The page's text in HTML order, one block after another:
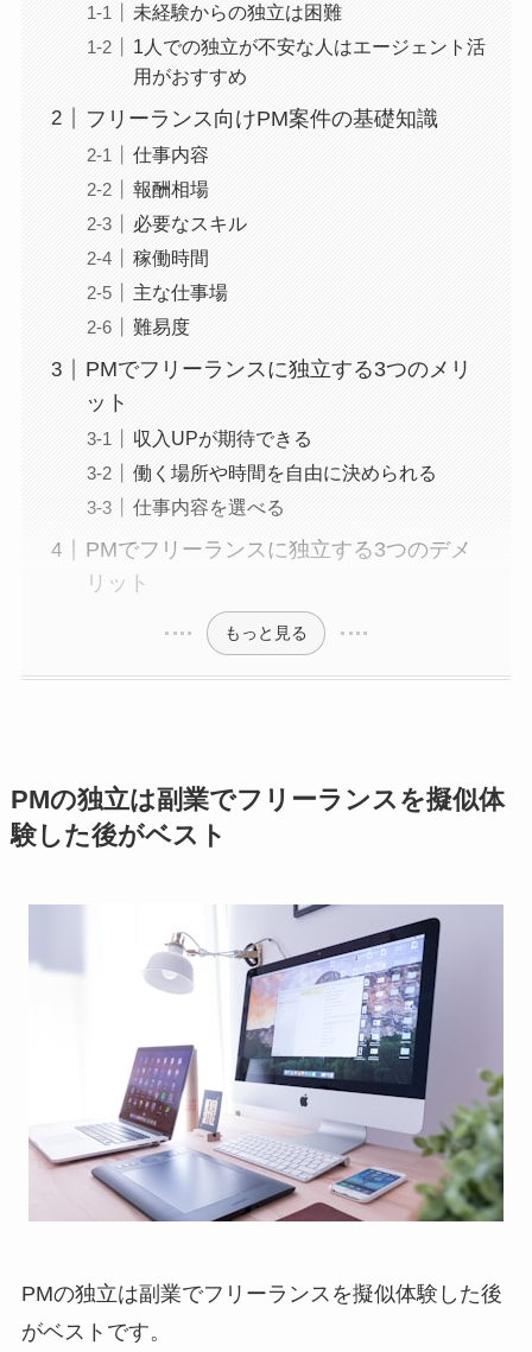
未経験からの独立は困難
1人での独立が不安な人はエージェント活
用がおすすめ
フリーランス向けPM案件の基礎知識
仕事内容
報酬相場
必要なスキル
稼働時間
主な仕事場
難易度
PMでフリーランスに独立する3つのメリ
ット
収入UPが期待できる
働く場所や時間を自由に決められる
仕事内容を選べる
PMでフリーランスに独立する3つのデメ
リット
もっと見る
PMの独立は副業でフリーランスを擬似体
験した後がベスト
PMの独立は副業でフリーランスを擬似体験した後
がベストです。